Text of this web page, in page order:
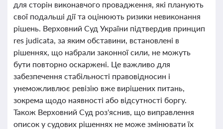
для сторін виконавчого провадження, які планують
свої подальші дії та оцінюють ризики невиконання
рішень. Верховний Суд України підтвердив принцип
res judicata, за яким обставини, встановлені в
рішеннях, що набрали законної сили, не можуть
бути повторно оскаржені. Це важливо для
забезпечення стабільності правовідносин і
унеможливлює ревізію вже вирішених питань,
зокрема щодо наявності або відсутності боргу.
Також Верховний Суд роз'яснив, що виправлення
описок у судових рішеннях не може змінювати їх